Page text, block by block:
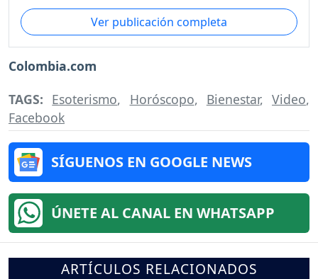
Ver publicación completa
Colombia.com
TAGS: Esoterismo, Horóscopo, Bienestar, Video,
Facebook
SÍGUENOS EN GOOGLE NEWS
ÚNETE AL CANAL EN WHATSAPP
ARTÍCULOS RELACIONADOS